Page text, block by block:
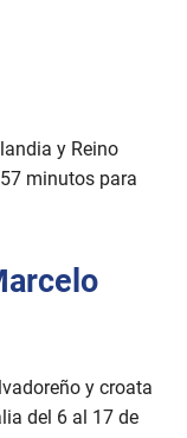
y Reino
minutos para
y croata
del 6 al 17 de